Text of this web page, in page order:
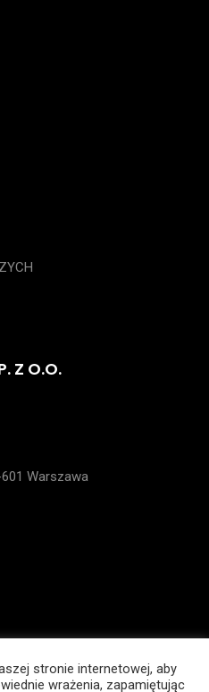
Z O.O.
Warszawa
stronie internetowej, aby
wrażenia, zapamiętując